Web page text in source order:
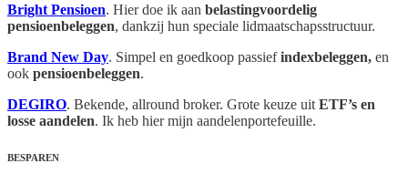
Bright Pensioen. Hier doe ik aan belastingvoordelig
pensioenbeleggen, dankzij hun speciale lidmaatschapsstructuur.
Brand New Day. Simpel en goedkoop passiefindexbeleggen, en
ook pensioenbeleggen.
DEGIRO. Bekende, allround broker. Grote keuze uit ETF’s en
losse aandelen. Ik heb hier mijn aandelenportefeuille.
BESPAREN